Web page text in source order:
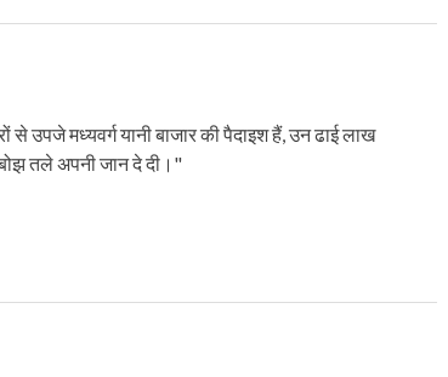
उपजे मध्‍यवर्ग यानी बाजार की पैदाइश हैं, उन ढाई लाख
तले अपनी जान दे दी।"